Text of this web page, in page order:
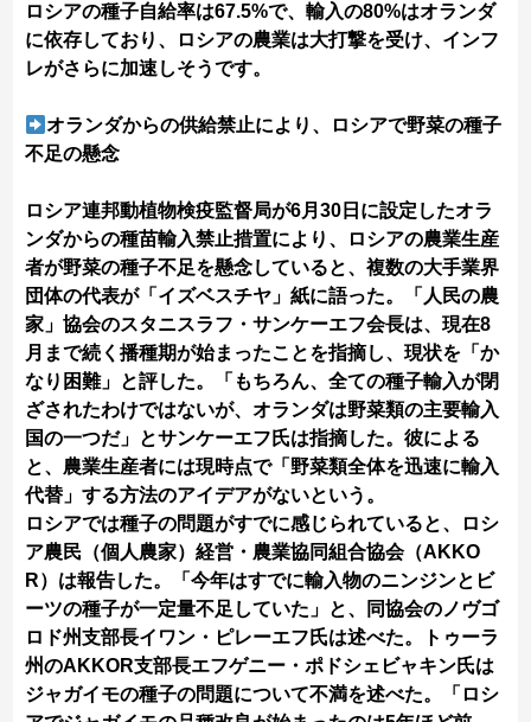
ロシアの種子自給率は67.5%で、輸入の80%はオランダ
に依存しており、ロシアの農業は大打撃を受け、インフ
レがさらに加速しそうです。
オランダからの供給禁止により、ロシアで野菜の種子
不足の懸念
ロシア連邦動植物検疫監督局が6月30日に設定したオラ
ンダからの種苗輸入禁止措置により、ロシアの農業生産
者が野菜の種子不足を懸念していると、複数の大手業界
団体の代表が「イズベスチヤ」紙に語った。「人民の農
家」協会のスタニスラフ・サンケーエフ会長は、現在8
月まで続く播種期が始まったことを指摘し、現状を「か
なり困難」と評した。「もちろん、全ての種子輸入が閉
ざされたわけではないが、オランダは野菜類の主要輸入
国の一つだ」とサンケーエフ氏は指摘した。彼による
と、農業生産者には現時点で「野菜類全体を迅速に輸入
代替」する方法のアイデアがないという。
ロシアでは種子の問題がすでに感じられていると、ロシ
ア農民（個人農家）経営・農業協同組合協会（AKKO
R）は報告した。「今年はすでに輸入物のニンジンとビ
ーツの種子が一定量不足していた」と、同協会のノヴゴ
ロド州支部長イワン・ピレーエフ氏は述べた。トゥーラ
州のAKKOR支部長エフゲニー・ポドシェビャキン氏は
ジャガイモの種子の問題について不満を述べた。「ロシ